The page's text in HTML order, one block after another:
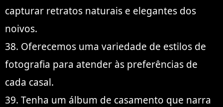
capturar retratos naturais e elegantes dos
noivos.
38. Oferecemos uma variedade de estilos de
fotografia para atender às preferências de
cada casal.
39. Tenha um álbum de casamento que narra